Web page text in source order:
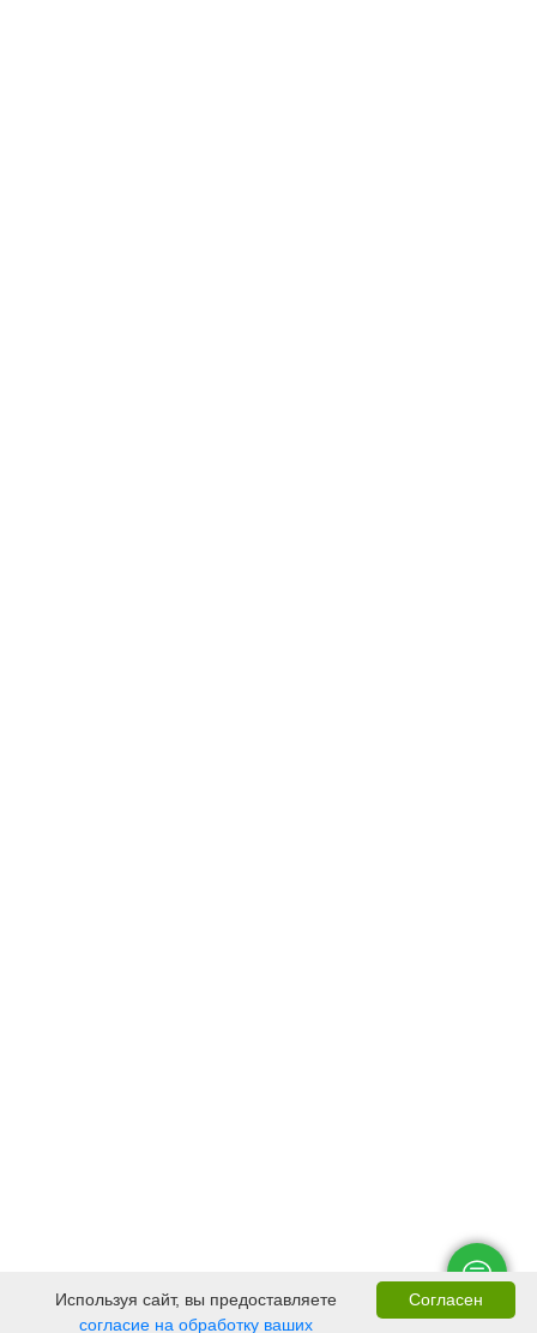
Согласен
Используя сайт, вы предоставляете
согласие на обработку ваших